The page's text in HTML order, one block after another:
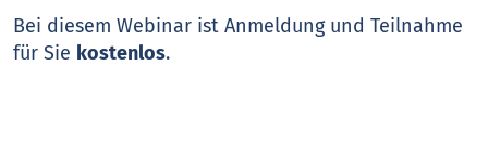
Bei diesem Webinar ist Anmeldung und Teilnahme
für Sie kostenlos.